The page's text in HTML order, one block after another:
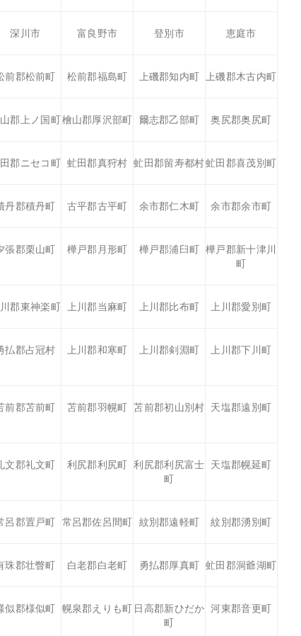
深川市 富良野市 登別市 恵庭市
前郡松前町 松前郡福島町 上磯郡知内町 上磯郡木古内町
郡上ノ国町檜山郡厚沢部町 爾志郡乙部町 奥尻郡奥尻町
郡ニセコ町 虻田郡真狩村 虻田郡留寿都村虻田郡喜茂別町
丹郡積丹町 古平郡古平町 余市郡仁木町 余市郡余市町
張郡栗山町 樺戸郡月形町 樺戸郡浦臼町 樺戸郡新十津川
町
川郡東神楽町 上川郡当麻町 上川郡比布町 上川郡愛別町
払郡占冠村 上川郡和寒町 上川郡剣淵町 上川郡下川町
前郡苫前町 苫前郡羽幌町 苫前郡初山別村 天塩郡遠別町
文郡礼文町 利尻郡利尻町 利尻郡利尻富士
町
天塩郡幌延町
呂郡置戸町 常呂郡佐呂間町 紋別郡遠軽町 紋別郡湧別町
珠郡壮瞥町 白老郡白老町 勇払郡厚真町 虻田郡洞爺湖町
似郡様似町 幌泉郡えりも町 日高郡新ひだか
町
河東郡音更町